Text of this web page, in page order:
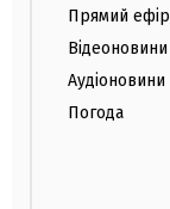
Прямий ефір
Відеоновини
Аудіоновини
Погода